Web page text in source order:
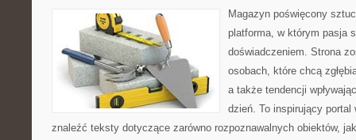
Magazyn poświęcony
platforma, w którym pasja
doświadczeniem. Strona
osobach, które chcą
a także tendencji
dzień. To inspirujący
znaleźć teksty dotyczące zarówno rozpoznawalnych obiektów,